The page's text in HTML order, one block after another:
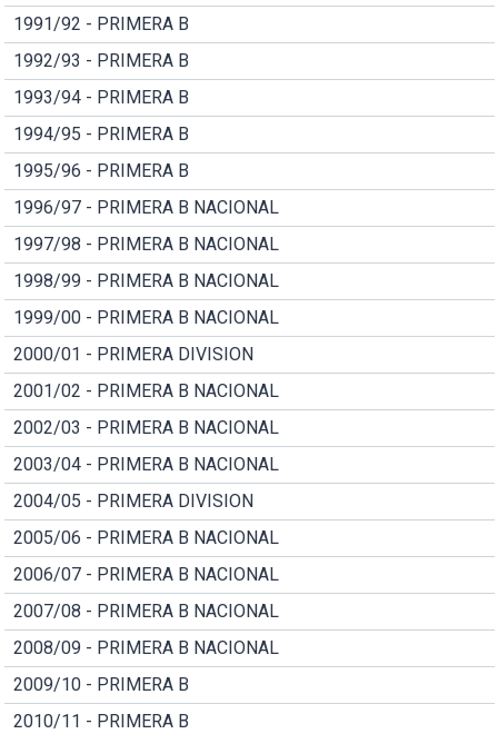
1991/92 - PRIMERA B
1992/93 - PRIMERA B
1993/94 - PRIMERA B
1994/95 - PRIMERA B
1995/96 - PRIMERA B
1996/97 - PRIMERA B NACIONAL
1997/98 - PRIMERA B NACIONAL
1998/99 - PRIMERA B NACIONAL
1999/00 - PRIMERA B NACIONAL
2000/01 - PRIMERA DIVISION
2001/02 - PRIMERA B NACIONAL
2002/03 - PRIMERA B NACIONAL
2003/04 - PRIMERA B NACIONAL
2004/05 - PRIMERA DIVISION
2005/06 - PRIMERA B NACIONAL
2006/07 - PRIMERA B NACIONAL
2007/08 - PRIMERA B NACIONAL
2008/09 - PRIMERA B NACIONAL
2009/10 - PRIMERA B
2010/11 - PRIMERA B